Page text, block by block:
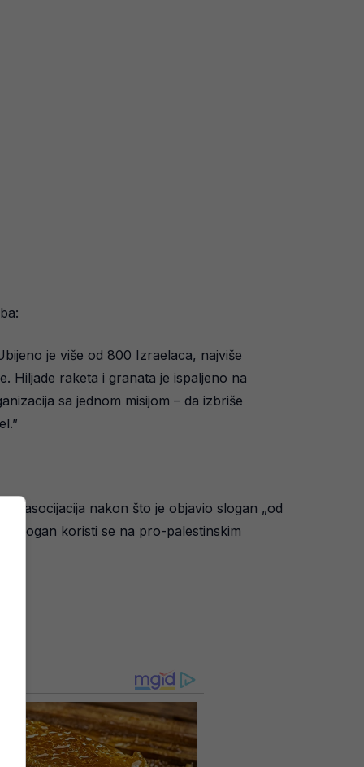
je više od 800 Izraelaca, najviše
Hiljade raketa i granata je ispaljeno na
sa jednom misijom – da izbriše
asocijacija nakon što je objavio slogan „od
slogan koristi se na pro-palestinskim